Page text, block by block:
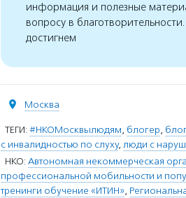
информация и полезные
вопросу в
достигнем
Москва
ТЕГИ: #НКОМосквылюдям, блогер,
с инвалидностью по слуху, люди с
НКО: Автономная некоммерческая
профессиональной мобильности и
тренинги обучение «ИТИН»,